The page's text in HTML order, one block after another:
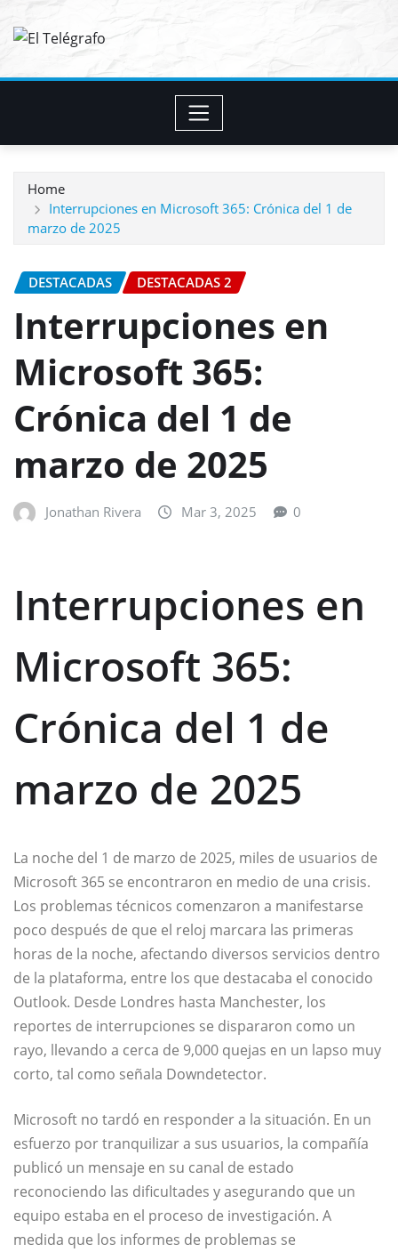
Home
Interrupciones en Microsoft 365: Crónica del 1 de
marzo de 2025
DESTACADAS DESTACADAS 2
Interrupciones en
Microsoft 365:
Crónica del 1 de
marzo de 2025
Jonathan Rivera Mar 3, 2025 0
Interrupciones en
Microsoft 365:
Crónica del 1 de
marzo de 2025
La noche del 1 de marzo de 2025, miles de usuarios de
Microsoft 365 se encontraron en medio de una crisis.
Los problemas técnicos comenzaron a manifestarse
poco después de que el reloj marcara las primeras
horas de la noche, afectando diversos servicios dentro
de la plataforma, entre los que destacaba el conocido
Outlook. Desde Londres hasta Manchester, los
reportes de interrupciones se dispararon como un
rayo, llevando a cerca de 9,000 quejas en un lapso muy
corto, tal como señala Downdetector.
Microsoft no tardó en responder a la situación. En un
esfuerzo por tranquilizar a sus usuarios, la compañía
publicó un mensaje en su canal de estado
reconociendo las dificultades y asegurando que un
equipo estaba en el proceso de investigación. A
medida que los informes de problemas se